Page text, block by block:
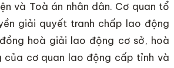
và Toà án nhân dân. Cơ quan tổ
giải quyết tranh chấp lao động
hoà giải lao động cơ sở, hoà
của cơ quan lao động cấp tỉnh và